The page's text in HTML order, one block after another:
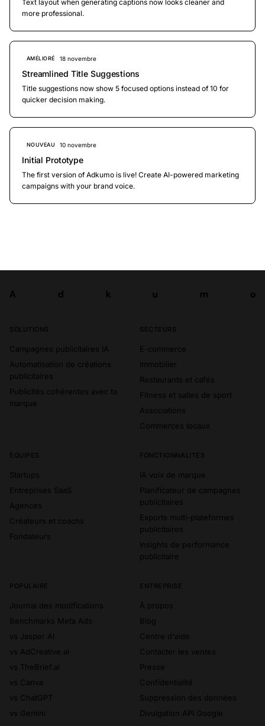
Text layout when generating captions now looks cleaner and
more professional.
AMÉLIORÉ 18 novembre
Streamlined Title Suggestions
Title suggestions now show 5 focused options instead of 10 for
quicker decision making.
NOUVEAU 10 novembre
Initial Prototype
The first version of Adkumo is live! Create AI-powered marketing
campaigns with your brand voice.
A d k u m
o
SOLUTIONS
Campagnes publicitaires IA
Automatisation de créations
publicitaires
Publicités cohérentes avec ta
marque
SECTEURS
E-commerce
Immobilier
Restaurants et cafés
Fitness et salles de sport
Associations
Commerces locaux
ÉQUIPES
Startups
Entreprises SaaS
Agences
Créateurs et coachs
Fondateurs
FONCTIONNALITÉS
IA voix de marque
Planificateur de campagnes
publicitaires
Exports multi-plateformes
publicitaires
Insights de performance
publicitaire
POPULAIRE
Journal des modifications
Benchmarks Meta Ads
vs Jasper AI
vs AdCreative.ai
vs TheBrief.ai
vs Canva
vs ChatGPT
vs Gemini
ENTREPRISE
À propos
Blog
Centre d'aide
Contacter les ventes
Presse
Confidentialité
Suppression des données
Divulgation API Google